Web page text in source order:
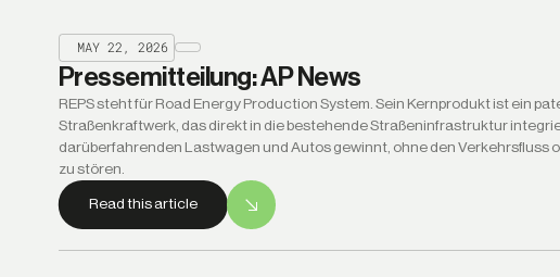
MAY 22, 2026
Pressemitteilung: AP News
REPS steht für Road Energy Production System. Sein Kernprodukt ist ein
Straßenkraftwerk, das direkt in die bestehende Straßeninfrastruktur
darüberfahrenden Lastwagen und Autos gewinnt, ohne den Verkehrsfluss
zu stören.
Read this article